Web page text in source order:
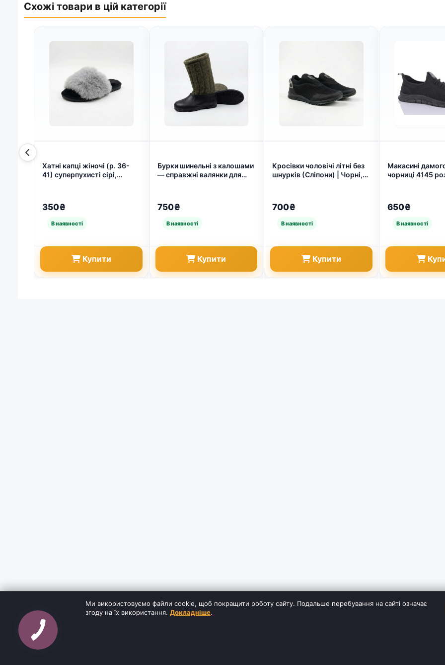
Схожі товари в цій категорії
Хатні капці жіночі (р. 36-
41) суперпухисті сірі,
350₴
Купити
Бурки шинельні з калошами
— справжні валянки для
750₴
Купити
Кросівки чоловічі літні без
шнурків (Сліпони) | Чорні,
700₴
Купити
Макасині
чорниці 4145
650₴
Ми використовуємо файли cookie, щоб покращити роботу сайту. Подальше перебування на сайті означає
згоду на їх використання. Докладніше.